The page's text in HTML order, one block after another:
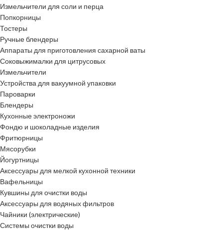
Измельчители для соли и перца
Попкорницы
Тостеры
Ручные блендеры
Аппараты для приготовления сахарной ваты
Соковыжималки для цитрусовых
Измельчители
Устройства для вакуумной упаковки
Пароварки
Блендеры
Кухонные электроножи
Фондю и шоколадные изделия
Фритюрницы
Мясорубки
Йогуртницы
Аксессуары для мелкой кухонной техники
Вафельницы
Кувшины для очистки воды
Аксессуары для водяных фильтров
Чайники (электрические)
Системы очистки воды